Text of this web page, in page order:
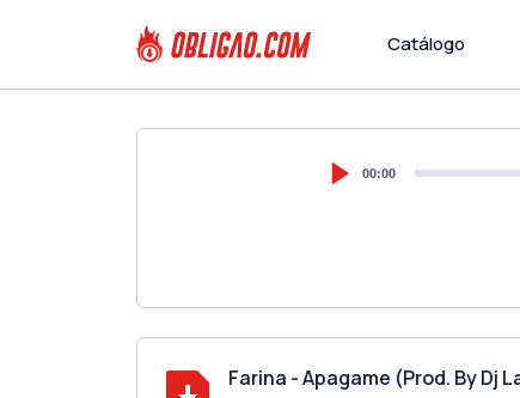
Catálogo
00:00
Farina - Apagame (Prod. By Dj